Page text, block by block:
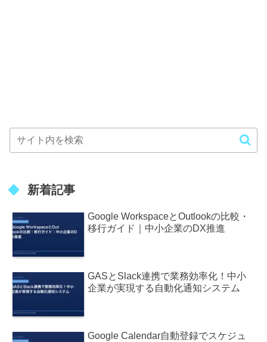
新着記事
Google WorkspaceとOutlookの比較・
移行ガイド｜中小企業のDX推進
GASとSlack連携で業務効率化！中小
企業が実現する自動化通知システム
Google Calendar自動登録でスケジュ